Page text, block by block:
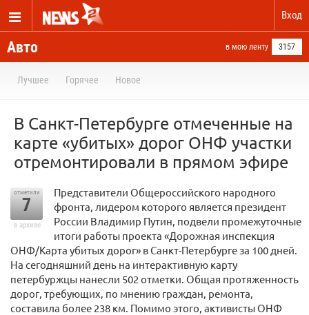
Вход
Авто в мою ленту 3157
Лучшее Горячее Новое
В Санкт-Петербурге отмеченные на
карте «убитых» дорог ОНФ участки
отремонтировали в прямом эфире
отметили
7
в архиве
Представители Общероссийского народного
фронта, лидером которого является президент
России Владимир Путин, подвели промежуточные
итоги работы проекта «Дорожная инспекция
ОНФ/Карта убитых дорог» в Санкт-Петербурге за 100 дней.
На сегодняшний день на интерактивную карту
петербуржцы нанесли 502 отметки. Общая протяженность
дорог, требующих, по мнению граждан, ремонта,
составила более 238 км. Помимо этого, активисты ОНФ